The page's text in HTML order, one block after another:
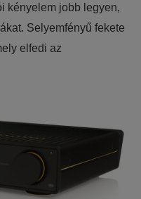
kényelem jobb legyen,
Selyemfényű fekete
elfedi az